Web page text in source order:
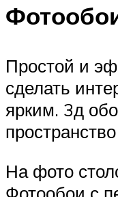
Простой и
сделать
ярким. 3д
На фото